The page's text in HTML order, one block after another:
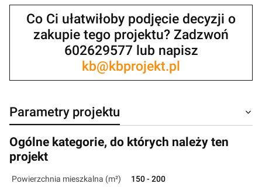
Co Ci ułatwiłoby podjęcie decyzji o
zakupie tego projektu? Zadzwoń
602629577 lub napisz
kb@kbprojekt.pl
Parametry projektu
Ogólne kategorie, do których należy ten
projekt
Powierzchnia mieszkalna (m²)
150 - 200